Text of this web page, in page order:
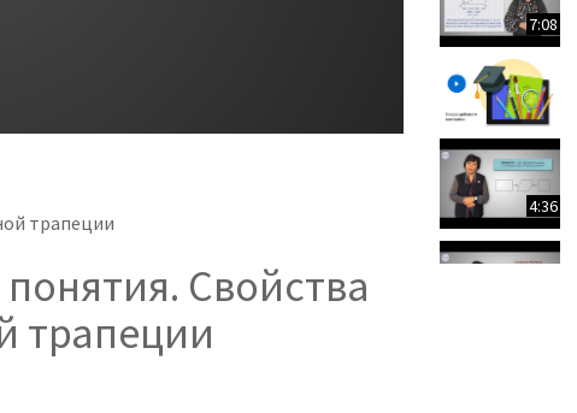
трапеции
Свойства
трапеции
7:08
4:36